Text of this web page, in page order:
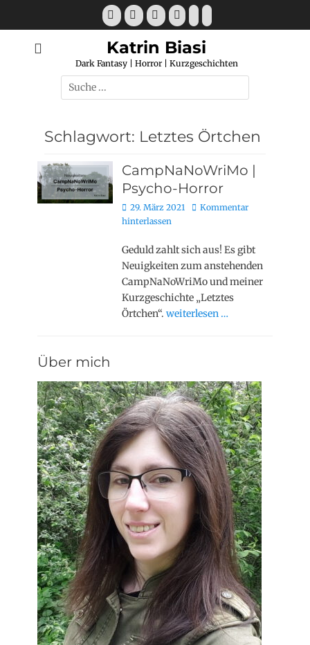
Katrin Biasi
Dark Fantasy | Horror | Kurzgeschichten
Schlagwort: Letztes Örtchen
CampNaNoWriMo |
Psycho-Horror
29. März 2021
Kommentar
hinterlassen
Geduld zahlt sich aus! Es gibt
Neuigkeiten zum anstehenden
CampNaNoWriMo und meiner
Kurzgeschichte „Letztes
Örtchen“.weiterlesen …
Über mich